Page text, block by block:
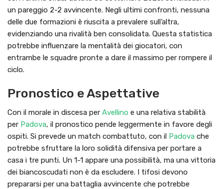
un pareggio 2-2 avvincente. Negli ultimi confronti, nessuna
delle due formazioni è riuscita a prevalere sull’altra,
evidenziando una rivalità ben consolidata. Questa statistica
potrebbe influenzare la mentalità dei giocatori, con
entrambe le squadre pronte a dare il massimo per rompere il
ciclo.
Pronostico e Aspettative
Con il morale in discesa per Avellino e una relativa stabilità
per Padova, il pronostico pende leggermente in favore degli
ospiti. Si prevede un match combattuto, con il Padova che
potrebbe sfruttare la loro solidità difensiva per portare a
casa i tre punti. Un 1-1 appare una possibilità, ma una vittoria
dei biancoscudati non è da escludere. I tifosi devono
prepararsi per una battaglia avvincente che potrebbe